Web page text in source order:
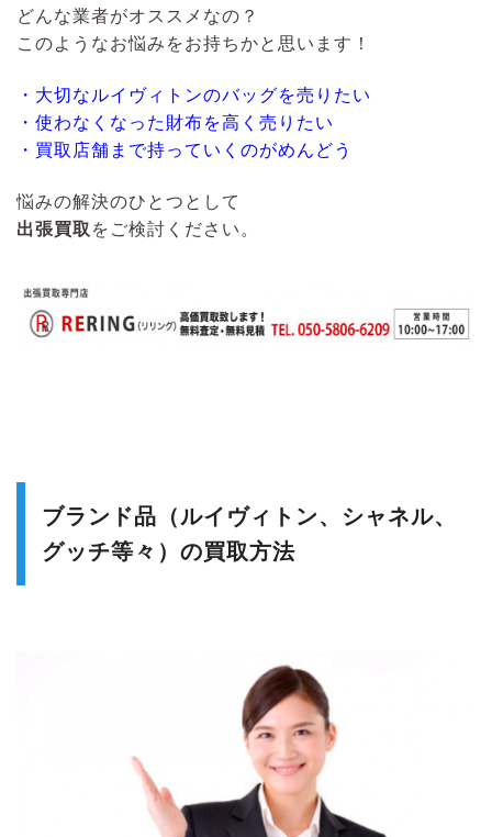
どんな業者がオススメなの？
このようなお悩みをお持ちかと思います！
・大切なルイヴィトンのバッグを売りたい
・使わなくなった財布を高く売りたい
・買取店舗まで持っていくのがめんどう
悩みの解決のひとつとして
出張買取 をご検討ください。
ブランド品（ルイヴィトン、シャネル、
グッチ等々）の買取方法